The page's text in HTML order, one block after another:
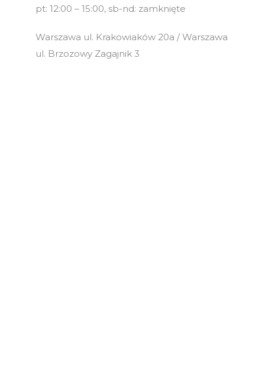
pt: 12:00 – 15:00, sb-nd: zamknięte
Warszawa ul. Krakowiaków 20a / Warszawa
ul. Brzozowy Zagajnik 3